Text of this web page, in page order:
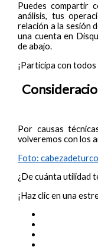
Puedes compartir
análisis, tus
relación a la sesión
una cuenta en
de abajo.
¡Participa con todos
Por causas
volveremos con los
Foto:
¿De cuánta utilidad
¡Haz clic en una